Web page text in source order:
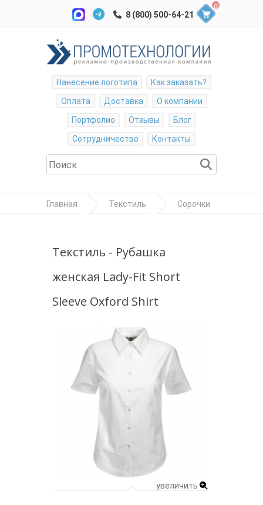
0
Нанесение логотипа
Как заказать?
Оплата
Доставка
О компании
Портфолио
Отзывы
Блог
Сотрудничество
Контакты
Главная Текстиль Сорочки
Oxford Shirt"
Текстиль - Рубашка
женская Lady-Fit Short
Sleeve Oxford Shirt
увеличить